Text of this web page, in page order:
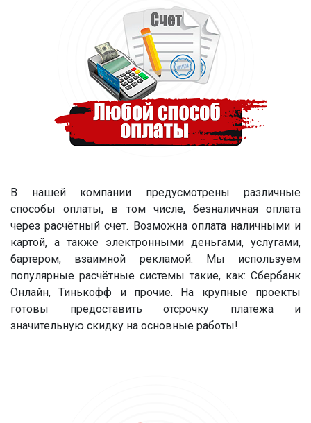
В нашей компании предусмотрены различные
способы оплаты, в том числе, безналичная оплата
через расчётный счет. Возможна оплата наличными и
картой, а также электронными деньгами, услугами,
бартером, взаимной рекламой. Мы используем
популярные расчётные системы такие, как: Сбербанк
Онлайн, Тинькофф и прочие. На крупные проекты
готовы предоставить отсрочку платежа и
значительную скидку на основные работы!